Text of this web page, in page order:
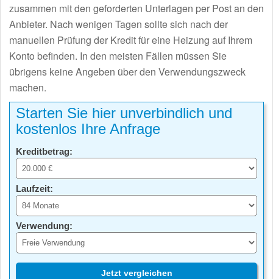
zusammen mit den geforderten Unterlagen per Post an den
Anbieter. Nach wenigen Tagen sollte sich nach der
manuellen Prüfung der Kredit für eine Heizung auf Ihrem
Konto befinden. In den meisten Fällen müssen Sie
übrigens keine Angeben über den Verwendungszweck
machen.
Starten Sie hier unverbindlich und
kostenlos Ihre Anfrage
Kreditbetrag:
Laufzeit:
Verwendung:
Jetzt vergleichen